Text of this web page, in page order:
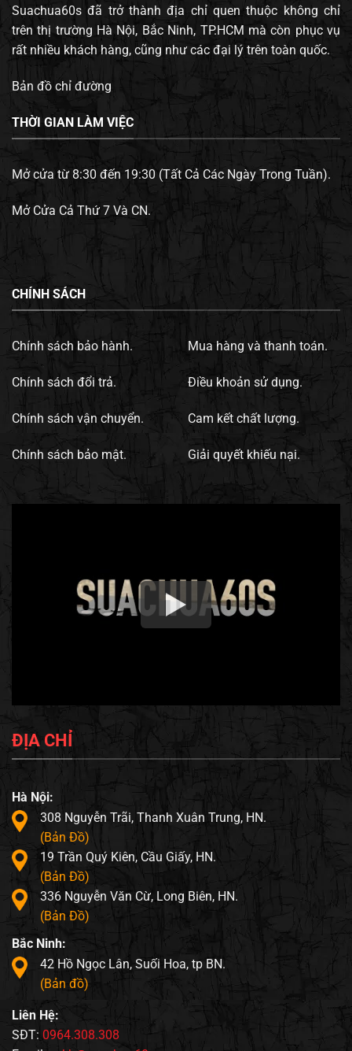
Suachua60s đã trở thành địa chỉ quen thuộc không chỉ
trên thị trường Hà Nội, Bắc Ninh, TP.HCM mà còn phục vụ
rất nhiều khách hàng, cũng như các đại lý trên toàn quốc.
Bản đồ chỉ đường
THỜI GIAN LÀM VIỆC
Mở cửa từ 8:30 đến 19:30 (Tất Cả Các Ngày Trong Tuần).
Mở Cửa Cả Thứ 7 Và CN.
CHÍNH SÁCH
Chính sách bảo hành.
Chính sách đổi trả.
Chính sách vận chuyển.
Chính sách bảo mật.
Mua hàng và thanh toán.
Điều khoản sử dụng.
Cam kết chất lượng.
Giải quyết khiếu nại.
ĐỊA CHỈ
Hà Nội:
308 Nguyễn Trãi, Thanh Xuân Trung, HN.
(Bản Đồ)
19 Trần Quý Kiên, Cầu Giấy, HN.
(Bản Đồ)
336 Nguyễn Văn Cừ, Long Biên, HN.
(Bản Đồ)
Bắc Ninh:
42 Hồ Ngọc Lân, Suối Hoa, tp BN.
(Bản đồ)
Liên Hệ:
SĐT: 0964.308.308